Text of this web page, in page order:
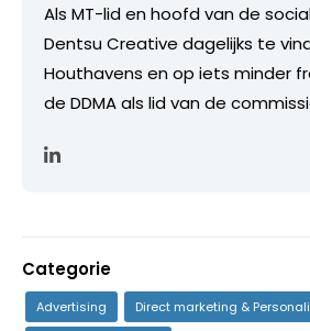
Als MT-lid en hoofd van de
Dentsu Creative dagelijks te
Houthavens en op iets minder
de DDMA als lid van de
Categorie
Advertising
Direct marketing &